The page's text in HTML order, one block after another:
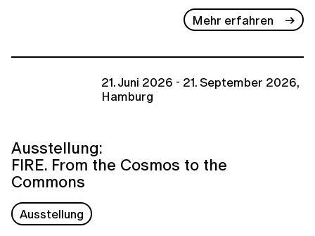
Mehr erfahren
21. Juni 2026 - 21. September 2026,
Hamburg
Ausstellung:
FIRE. From the Cosmos to the
Commons
Ausstellung